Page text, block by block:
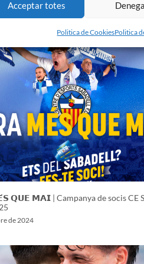
Acceptar totes
Politica de CookiesPolitica
Sabadell 2025/2026
de 2025
𝗠𝗔𝗜 | Campanya de socis CE
de 2024